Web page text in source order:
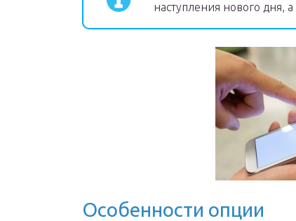
наступления нового дня,
Особенности опции